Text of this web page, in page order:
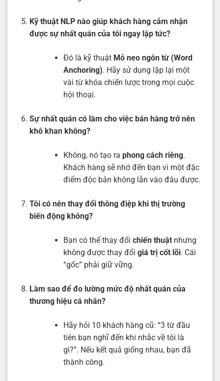
Kỹ thuật NLP nào giúp khách hàng cảm nhận
được sự nhất quán của tôi ngay lập tức?
Đó là kỹ thuật Mỏ neo ngôn từ (Word
Anchoring). Hãy sử dụng lặp lại một
vài từ khóa chiến lược trong mọi cuộc
hội thoại.
Sự nhất quán có làm cho việc bán hàng trở nên
khô khan không?
Không, nó tạo ra phong cách riêng.
Khách hàng sẽ nhớ đến bạn vì một đặc
điểm độc bản không lẫn vào đâu được.
Tôi có nên thay đổi thông điệp khi thị trường
biến động không?
Bạn có thể thay đổi chiến thuậtnhưng
không được thay đổi giá trị cốt lõi. Cái
“gốc” phải giữ vững.
Làm sao để đo lường mức độ nhất quán của
thương hiệu cá nhân?
Hãy hỏi 10 khách hàng cũ: “3 từ đầu
tiên bạn nghĩ đến khi nhắc về tôi là
gì?”. Nếu kết quả giống nhau, bạn đã
thành công.